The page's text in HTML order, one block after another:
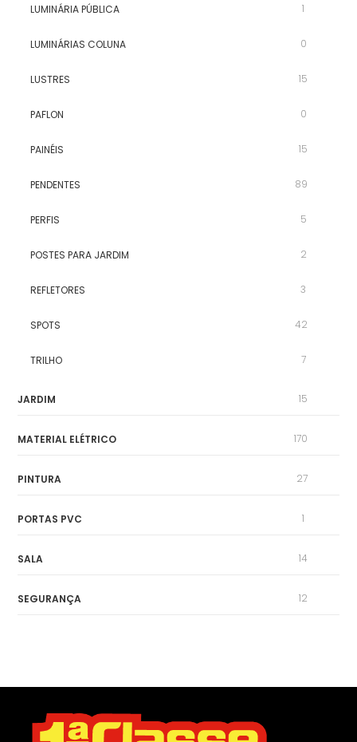
LUMINÁRIA PÚBLICA 1
LUMINÁRIAS COLUNA 0
LUSTRES 15
PAFLON 0
PAINÉIS 15
PENDENTES 89
PERFIS 5
POSTES PARA JARDIM 2
REFLETORES 3
SPOTS 42
TRILHO 7
JARDIM 15
MATERIAL ELÉTRICO 170
PINTURA 27
PORTAS PVC 1
SALA 14
SEGURANÇA 12